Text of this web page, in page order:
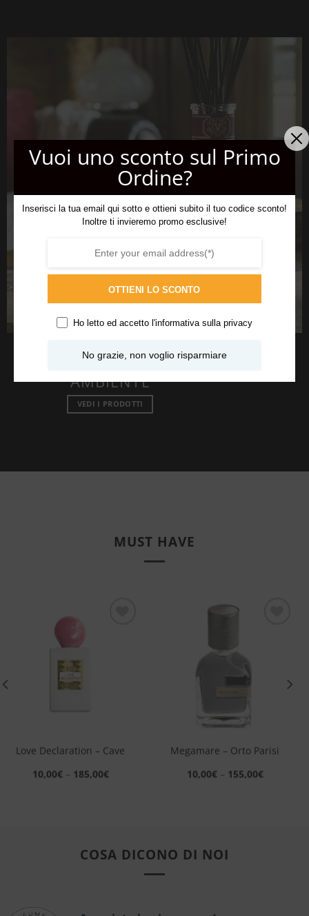
AMBIENTE
VEDI I PRODOTTI
MUST HAVE
Love Declaration – Cave
10,00€– 185,00€
Megamare – Orto Parisi
10,00€– 155,00€
COSA DICONO DI NOI
Vuoi uno sconto sul Primo
Ordine?
Inserisci la tua email qui sotto e ottieni subito il tuo codice sconto!
Inoltre ti invieremo promo esclusive!
OTTIENI LO SCONTO
Ho letto ed accetto l'informativa sulla privacy
No grazie, non voglio risparmiare